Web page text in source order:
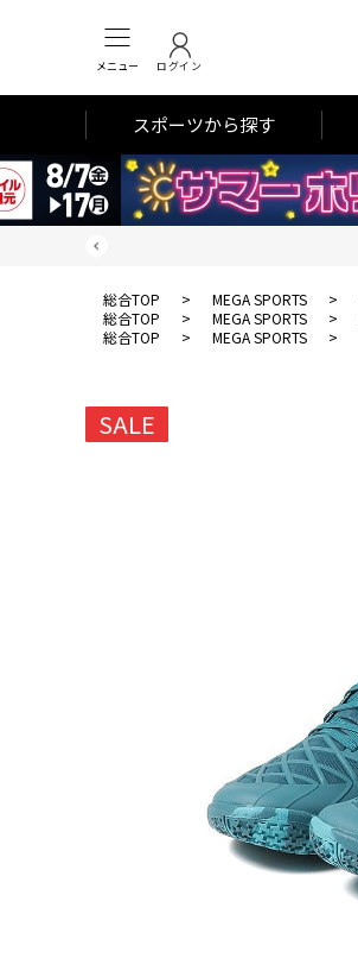
メニュー ログイン
スポーツから探す
総合TOP > MEGA SPORTS >
総合TOP
> MEGA SPORTS >
総合TOP
> MEGA SPORTS >
SALE